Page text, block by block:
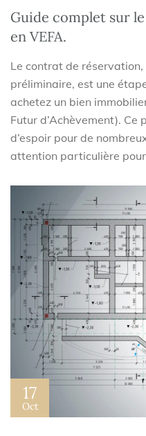
Guide complet sur
en VEFA.
Le contrat de
préliminaire, est une
achetez un bien
Futur d’Achèvement). Ce
d’espoir pour de
attention particulière
17
Oct